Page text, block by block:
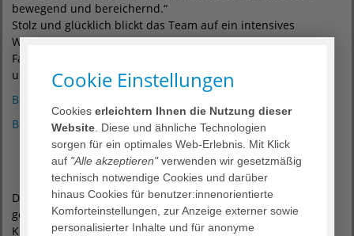
bewegend und bereichernd.“
Stolz und glücklich blickt das Team auf ein intensives
Wochenende zurück – mit dem klaren Ziel, auch in Zukunft
Familien mit epilepsiekranken Kindern bestmöglich zu
unterstützen.
Bilddownload 1
Bilddownload 2
Das AGAPLESION DIAKONIEKLINIKUM ROTENBURG
gemeinnützige GmbH ist das größte konfessionelle
Krankenhaus in Niedersachsen und akademisches
Cookie Einstellungen
Cookieserleichtern Ihnen die Nutzung dieser
Website . Diese und ähnliche Technologien
sorgen für ein optimales Web-Erlebnis. Mit Klick
auf "Alle akzeptieren"verwenden wir gesetzmäßig
technisch notwendige Cookies und darüber
hinaus Cookies für benutzer:innenorientierte
Komforteinstellungen, zur Anzeige externer sowie
personalisierter Inhalte und für anonyme